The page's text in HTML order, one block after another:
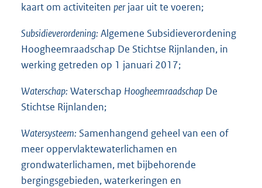
kaart om activiteiten perjaar uit te voeren;
Subsidieverordening: Algemene Subsidieverordening
Hoogheemraadschap De Stichtse Rijnlanden, in
werking getreden op 1 januari 2017;
Waterschap: Waterschap Hoogheemraadschap De
Stichtse Rijnlanden;
Watersysteem: Samenhangend geheel van een of
meer oppervlaktewaterlichamen en
grondwaterlichamen, met bijbehorende
bergingsgebieden, waterkeringen en